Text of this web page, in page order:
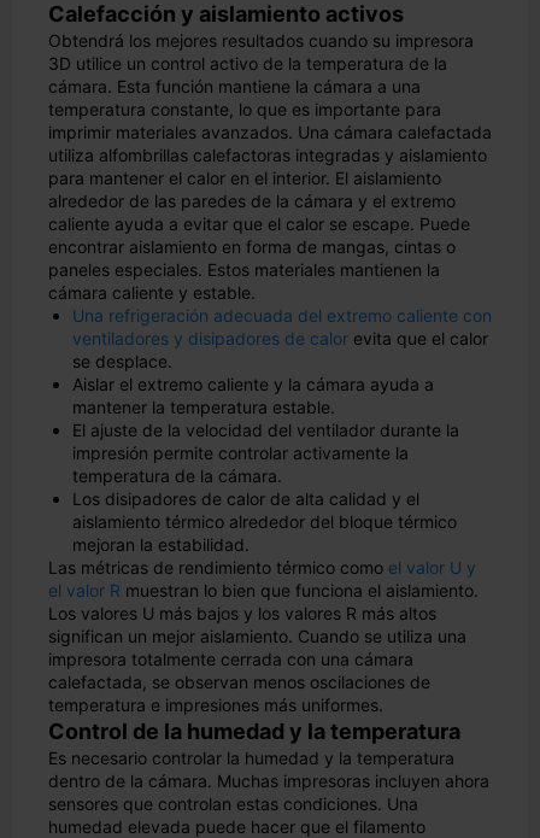
Calefacción y aislamiento activos
Obtendrá los mejores resultados cuando su impresora
3D utilice un control activo de la temperatura de la
cámara. Esta función mantiene la cámara a una
temperatura constante, lo que es importante para
imprimir materiales avanzados. Una cámara calefactada
utiliza alfombrillas calefactoras integradas y aislamiento
para mantener el calor en el interior. El aislamiento
alrededor de las paredes de la cámara y el extremo
caliente ayuda a evitar que el calor se escape. Puede
encontrar aislamiento en forma de mangas, cintas o
paneles especiales. Estos materiales mantienen la
cámara caliente y estable.
Una refrigeración adecuada del extremo caliente con
ventiladores y disipadores de calor evita que el calor
se desplace.
Aislar el extremo caliente y la cámara ayuda a
mantener la temperatura estable.
El ajuste de la velocidad del ventilador durante la
impresión permite controlar activamente la
temperatura de la cámara.
Los disipadores de calor de alta calidad y el
aislamiento térmico alrededor del bloque térmico
mejoran la estabilidad.
Las métricas de rendimiento térmico como el valor U y
el valor R muestran lo bien que funciona el aislamiento.
Los valores U más bajos y los valores R más altos
significan un mejor aislamiento. Cuando se utiliza una
impresora totalmente cerrada con una cámara
calefactada, se observan menos oscilaciones de
temperatura e impresiones más uniformes.
Control de la humedad y la temperatura
Es necesario controlar la humedad y la temperatura
dentro de la cámara. Muchas impresoras incluyen ahora
sensores que controlan estas condiciones. Una
humedad elevada puede hacer que el filamento